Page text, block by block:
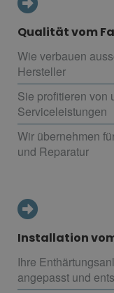
Qualität vom
Wie verbauen
Hersteller
Sie profitieren von
Serviceleistungen
Wir übernehmen
und Reparatur
Installation
Ihre
angepasst und